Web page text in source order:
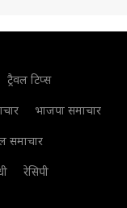
ट्रैवल टिप्स
भाजपा समाचार
समाचार
रेसिपी